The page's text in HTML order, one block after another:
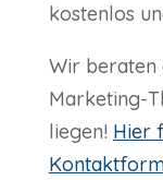
kostenlos
Wir beraten
Marketing-
liegen! Hier